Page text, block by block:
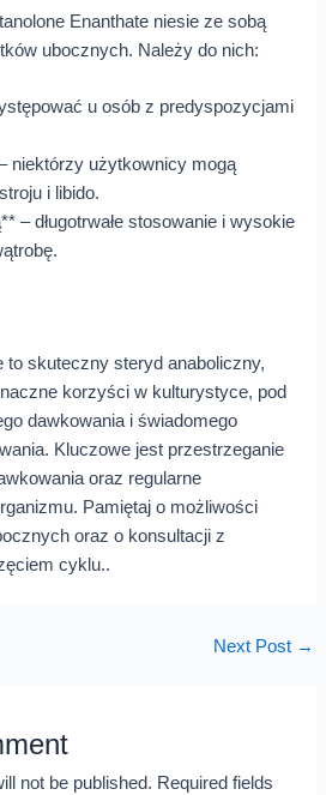
Enanthate niesie ze sobą
ubocznych. Należy do nich:
u osób z predyspozycjami
niektórzy użytkownicy mogą
i libido.
– długotrwałe stosowanie i wysokie
to skuteczny steryd anaboliczny,
korzyści w kulturystyce, pod
dawkowania i świadomego
Kluczowe jest przestrzeganie
oraz regularne
Pamiętaj o możliwości
oraz o konsultacji z
cyklu..
Next Post →
not be published. Required fields